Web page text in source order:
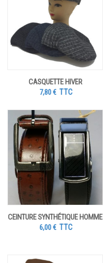
CASQUETTE HIVER
7,80€ TTC
CEINTURE SYNTHÉTIQUE HOMME
6,00€ TTC